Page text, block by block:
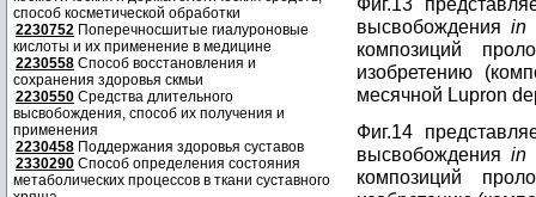
способ косметической обработки
2230752 Поперечносшитые гиалуроновые
кислоты и их применение в медицине
2230558 Способ восстановления и
сохранения здоровья скмьи
2230550 Средства длительного
высвобождения, способ их получения и
применения
2230458 Поддержания здоровья суставов
2330290 Способ определения состояния
метаболических процессов в ткани суставного
высвобождения in
композиций
изобретению
месячной Lupron
Фиг.14
высвобождения in
композиций